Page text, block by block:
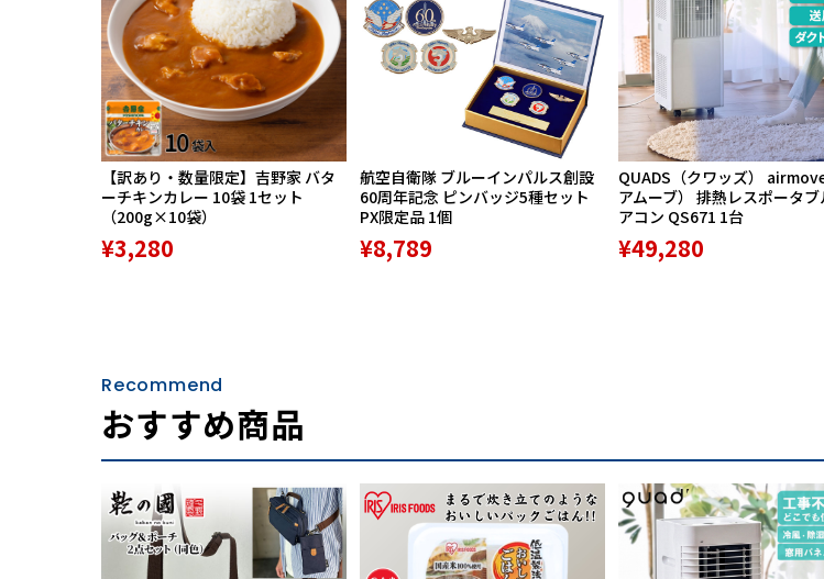
【訳あり・数量限定】吉野家 バタ
ーチキンカレー 10袋 1セット
（200g×10袋）
¥3,280
航空自衛隊 ブルーインパルス創設
60周年記念 ピンバッジ5種セット
PX限定品 1個
¥8,789
QUADS（クワッズ）
アムーブ） 排熱レスポータブ
アコン QS671 1台
¥49,280
Recommend
おすすめ商品